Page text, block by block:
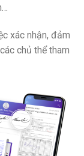
xác nhận, đảm
chủ thể tham